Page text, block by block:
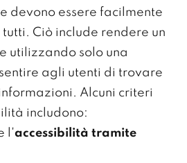
devono essere facilmente
Ciò include rendere un
utilizzando solo una
agli utenti di trovare
Alcuni criteri
includono:
l'accessibilità tramite